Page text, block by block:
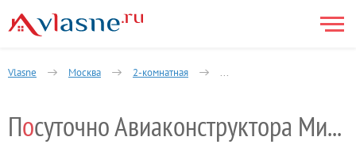
Vlasne Москва 2-комнатная улица Маршала Полубоярова
По суточно Авиаконструктора Миля, д. 26